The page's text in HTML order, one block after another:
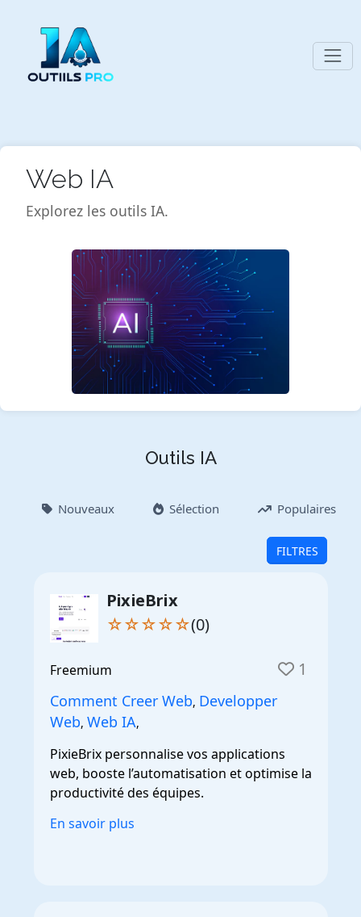
Web IA
Explorez les outils IA.
Outils IA
Nouveaux Sélection Populaires
FILTRES
PixieBrix
☆☆☆☆☆(0)
Freemium 1
Comment Creer Web, Developper
Web, Web IA,
PixieBrix personnalise vos applications
web, booste l’automatisation et optimise la
productivité des équipes.
En savoir plus